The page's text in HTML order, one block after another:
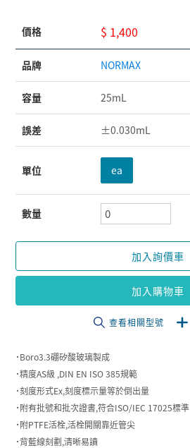
價格 $ 1,400
品牌 NORMAX
容量 25mL
誤差 ±0.030mL
單位 ea
數量
加入詢價車
加入購物車
查看相關型號
˙Boro3.3硼矽酸玻璃製成
˙精度AS級 ,DIN EN ISO 385規範
˙刻度形式Ex,刻度標示量等於倒出量
˙附有批號和批次證書,符合ISO/IEC 17025標準
˙附PTFE活栓,活栓開關靠近管尖
˙背藍線刻劃,清晰易讀